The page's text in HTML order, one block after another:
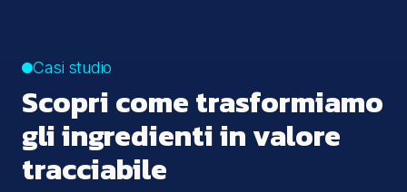
Casi studio
Scopri come trasformiamo
gli ingredienti in valore
tracciabile